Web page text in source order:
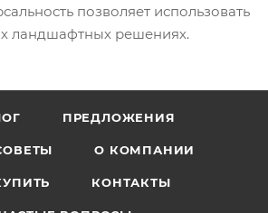
позволяет использовать
ландшафтных решениях.
ПРЕДЛОЖЕНИЯ
О КОМПАНИИ
КОНТАКТЫ